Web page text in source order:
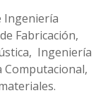
Ingeniería
Fabricación,
Ingeniería
Computacional,